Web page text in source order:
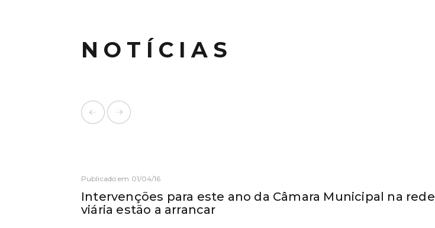
NOTÍCIAS
Publicado em 01/04/16
Intervenções para este ano da Câmara Municipal na rede
viária estão a arrancar